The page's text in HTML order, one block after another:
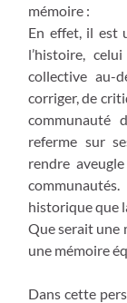
mémoire :
En effet, il est
l’histoire,
collective au-
corriger, de
communauté
referme sur
rendre
historique que
Que serait une
une mémoire
Dans cette